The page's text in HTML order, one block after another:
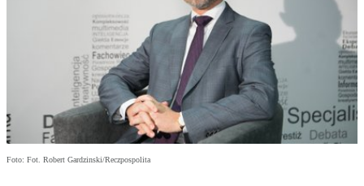
Foto: Fot. Robert Gardzinski/Reczpospolita